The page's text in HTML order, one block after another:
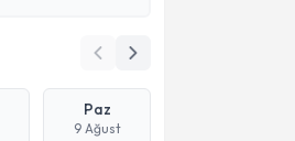
Paz
9 Ağust